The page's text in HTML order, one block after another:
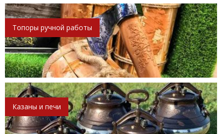
Топоры ручной работы
Казаны и печи